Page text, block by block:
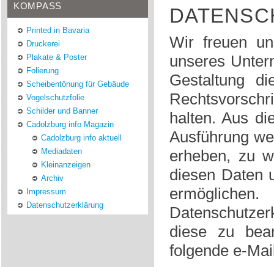
KOMPASS
Printed in Bavaria
Druckerei
Plakate & Poster
Folierung
Scheibentönung für Gebäude
Vogelschutzfolie
Schilder und Banner
Cadolzburg info Magazin
Cadolzburg info aktuell
Mediadaten
Kleinanzeigen
Archiv
Impressum
Datenschutzerklärung
Wir freuen
unseres
Gestaltung
halten. Aus
Ausführung
erheben, zu
diesen Daten
diese zu
folgende e-